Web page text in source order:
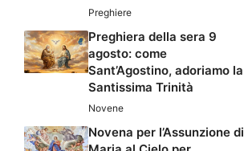
Preghiere
Preghiera della sera 9
agosto: come
Sant’Agostino, adoriamo la
Santissima Trinità
Novene
Novena per l’Assunzione di